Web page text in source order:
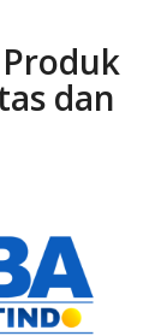
dan